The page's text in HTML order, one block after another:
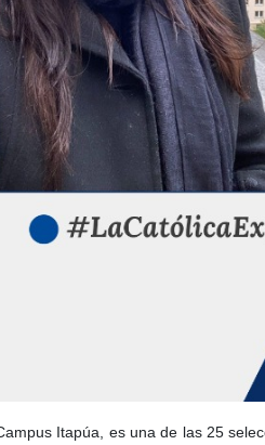
Itapúa, es una de las 25